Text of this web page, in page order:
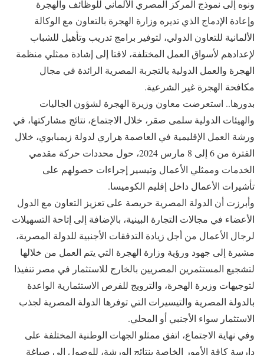
ونوه إلى نموذج المركز المصري الألماني للوظائف والهجرة
وإعادة الإدماج الذي تديره وزارة الهجرة بالتعاون مع الوكالة
الألمانية للتعاون الدولي، لتوفير برامج تدريب وتأهيل للشباب
لإعدادهم لأسواق العمل المختلفة، لافتا إلى إشادة ممثلي منظمة
الهجرة والعمل الدولية بالتجربة المصرية الرائدة في مجال
مكافحة الهجرة غير الشرعية.
بدورها.. استعرضت معاون وزيرة الهجرة لشؤون الجاليات
والهيئات الدولية سلمى صقر، خلال الاجتماع، نتائج مشاركتها، في
ورشة العمل الإقليمية في العاصمة هراري لدولة زيمبابوي، خلال
الفترة من 6 إلى 8 مارس 2024، حول محددات حركة مقدمي
الخدمات وممثلي الأعمال وتيسير إجراءات حصولهم على
تأشيرات الأعمال داخل إقليم الكوميسا.
وأبرزت أن الدولة المصرية حريصة على تعزيز التعاون مع الدول
الأعضاء في مجالات التجارة البينية، بالإضافة إلى إتاحة التسهيلات
لرجال الأعمال من أجل زيادة التدفقات الأجنبية للدولة المصرية،
مشيرة إلى جهود ورؤية وزارة الهجرة التي يتم العمل من خلالها
لتشجيع المستثمرين المصريين بالخارج للاستثمار في مصر تنفيذا
لتوجيهات وزيرة الهجرة، والترويج للفرص الاستثمارية الواعدة
بالدولة المصرية والتيسيرات التي توفرها الدولة المصرية لجذب
الاستثمار سواء الأجنبي أو المحلي.
وفي نهاية الاجتماع، اتفق ممثلو الجهات الوطنية المختلفة على
دارسة كافة الأمور الخاصة بنتائج الورشة، للوصول إلى صياغة